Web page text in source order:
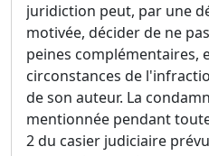
juridiction peut, par une
motivée, décider de ne
peines complémentaires,
circonstances de
de son auteur. La
mentionnée pendant
2 du casier judiciaire